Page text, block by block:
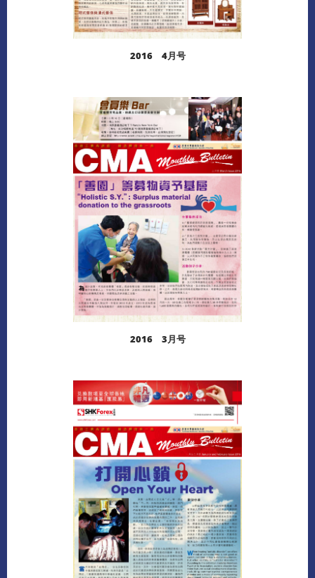
阅读更多
下载
2016 4月号
阅读更多
下载
2016 3月号